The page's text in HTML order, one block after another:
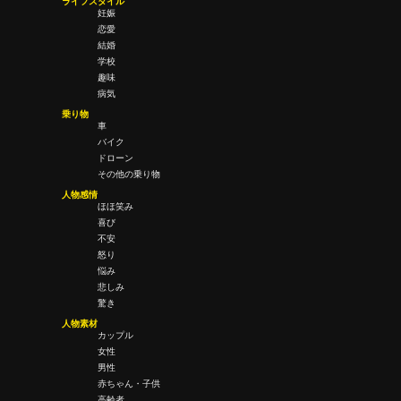
妊娠
恋愛
結婚
学校
趣味
病気
乗り物
車
バイク
ドローン
その他の乗り物
人物感情
ほほ笑み
喜び
不安
怒り
悩み
悲しみ
驚き
人物素材
カップル
女性
男性
赤ちゃん・子供